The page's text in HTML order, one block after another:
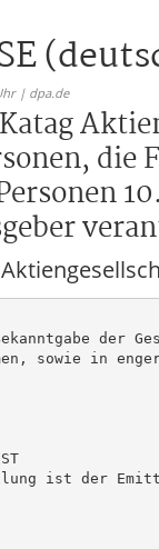
| dpa.de
der
sowie in
ist der